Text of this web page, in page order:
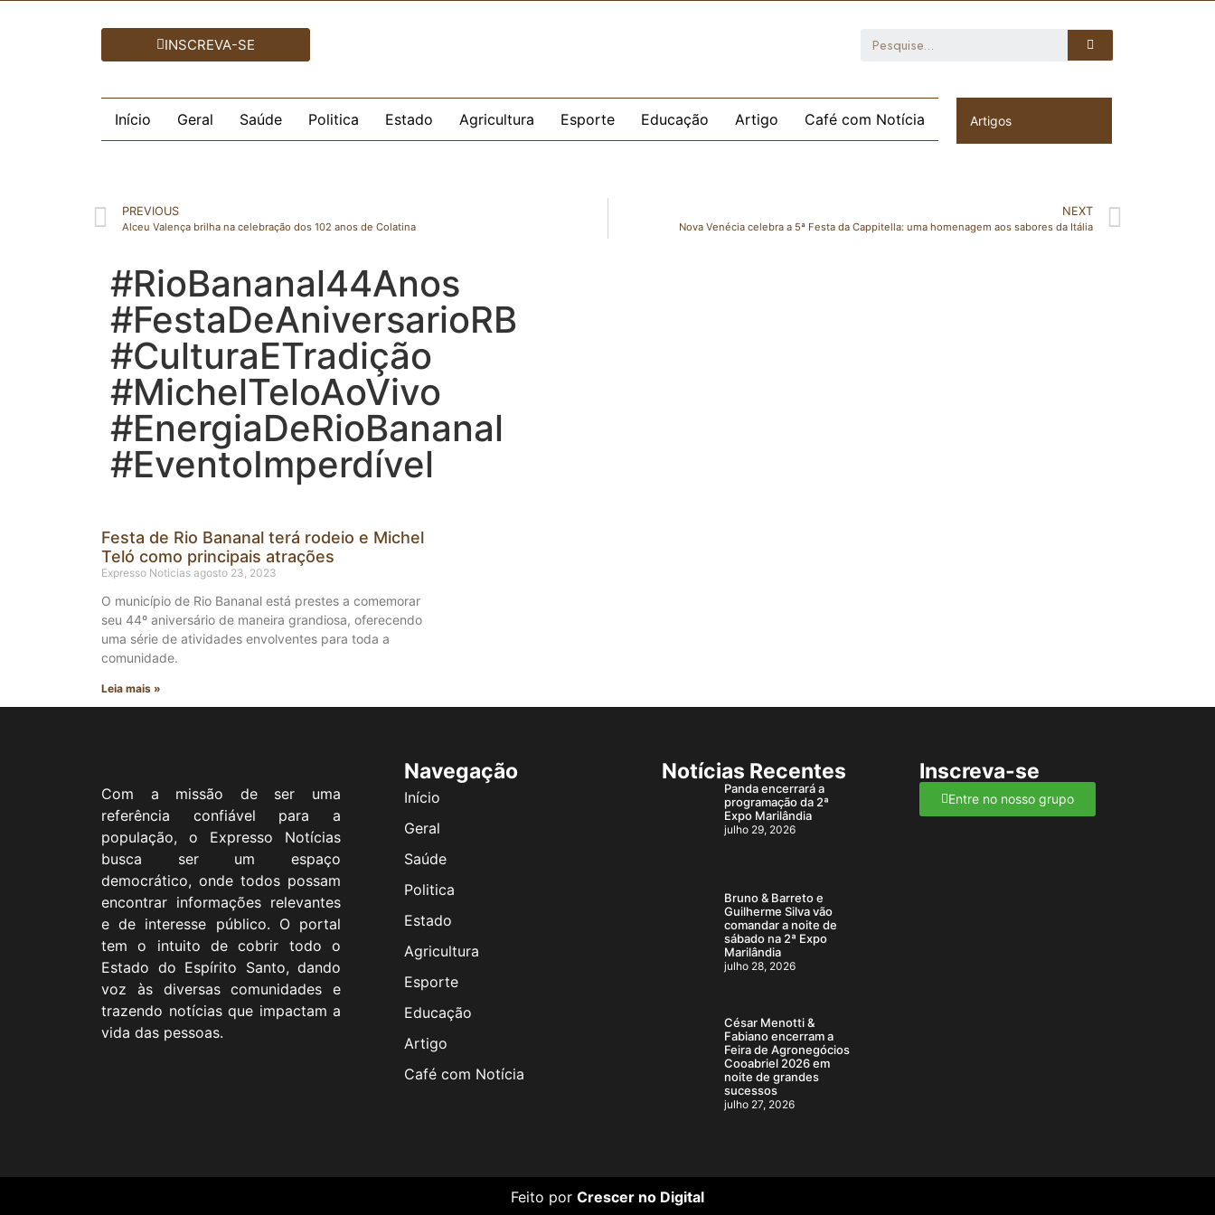
INSCREVA-SE
Início Geral Saúde Politica Estado Agricultura Esporte Educação Artigo Café com Notícia Artigos
PREVIOUS
Alceu Valença brilha na celebração dos 102 anos de Colatina
NEXT
Nova Venécia celebra a 5ª Festa da Cappitella: uma homenagem aos sabores da Itália
#RioBananal44Anos
#FestaDeAniversarioRB
#CulturaETradição
#MichelTeloAoVivo
#EnergiaDeRioBananal
#EventoImperdível
Festa de Rio Bananal terá rodeio e Michel
Teló como principais atrações
Expresso Noticias agosto 23, 2023
O município de Rio Bananal está prestes a comemorar
seu 44º aniversário de maneira grandiosa, oferecendo
uma série de atividades envolventes para toda a
comunidade.
Leia mais »
Com a missão de ser uma
referência confiável para a
população, o Expresso Notícias
busca ser um espaço
democrático, onde todos possam
encontrar informações relevantes
e de interesse público. O portal
tem o intuito de cobrir todo o
Estado do Espírito Santo, dando
voz às diversas comunidades e
trazendo notícias que impactam a
vida das pessoas.
Navegação
Início
Geral
Saúde
Politica
Estado
Agricultura
Esporte
Educação
Artigo
Café com Notícia
Notícias Recentes
Panda encerrará a
programação da 2ª
Expo Marilândia
julho 29, 2026
Bruno & Barreto e
Guilherme Silva vão
comandar a noite de
sábado na 2ª Expo
Marilândia
julho 28, 2026
César Menotti &
Fabiano encerram a
Feira de Agronegócios
Cooabriel 2026 em
noite de grandes
sucessos
julho 27, 2026
Inscreva-se
Entre no nosso grupo
Feito por Crescer no Digital